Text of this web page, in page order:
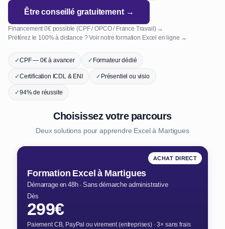
Être conseillé gratuitement →
Financement 0€ possible (CPF / OPCO / France Travail) →
Préférez le 100% à distance ? Voir notre formation Excel en ligne →
✓CPF — 0€ à avancer ✓Formateur dédié
✓Certification ICDL & ENI ✓Présentiel ou visio
✓94% de réussite
Choisissez votre parcours
Deux solutions pour apprendre Excel à Martigues
ACHAT DIRECT
Formation Excel à Martigues
Démarrage en 48h · Sans démarche administrative
Dès
299€
Paiement CB, PayPal ou virement (entreprises) · 3× sans frais